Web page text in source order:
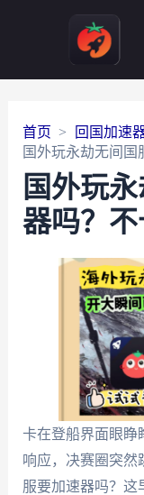
首页
回国加速
国外玩永劫无间国
国外玩
器吗？不
卡在登船界面眼睁
响应，决赛圈突然
服要加速器吗？这